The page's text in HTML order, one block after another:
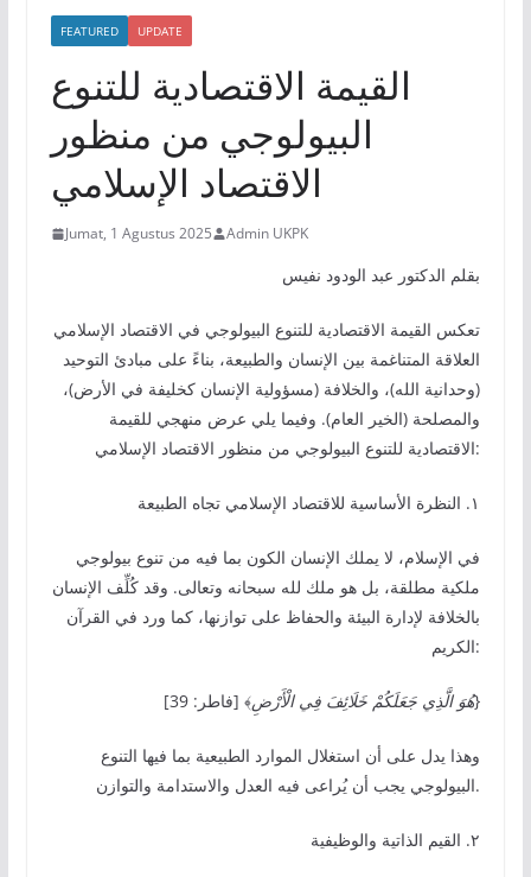
FEATURED UPDATE
القيمة الاقتصادية للتنوع
البيولوجي من منظور
الاقتصاد الإسلامي
Jumat, 1 Agustus 2025 Admin UKPK
بقلم الدكتور عبد الودود نفيس
تعكس القيمة الاقتصادية للتنوع البيولوجي في الاقتصاد الإسلامي
العلاقة المتناغمة بين الإنسان والطبيعة، بناءً على مبادئ التوحيد
(وحدانية الله)، والخلافة (مسؤولية الإنسان كخليفة في الأرض)،
والمصلحة (الخير العام). وفيما يلي عرض منهجي للقيمة
الاقتصادية للتنوع البيولوجي من منظور الاقتصاد الإسلامي:
١. النظرة الأساسية للاقتصاد الإسلامي تجاه الطبيعة
في الإسلام، لا يملك الإنسان الكون بما فيه من تنوع بيولوجي
ملكية مطلقة، بل هو ملك لله سبحانه وتعالى. وقد كُلِّف الإنسان
بالخلافة لإدارة البيئة والحفاظ على توازنها، كما ورد في القرآن
الكريم:
هُوَ الَّذِي جَعَلَكُمْ خَلَائِفَ فِي الْأَرْضِ﴾ [فاطر: 39]}
وهذا يدل على أن استغلال الموارد الطبيعية بما فيها التنوع
البيولوجي يجب أن يُراعى فيه العدل والاستدامة والتوازن.
٢. القيم الذاتية والوظيفية